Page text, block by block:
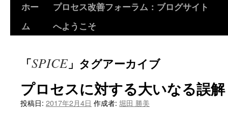
ツ
へ
ホー
ム
プロセス改善フォーラム：ブログサイト
へようこそ
「SPICE 」タグアーカイブ
プロセスに対する大いなる誤解
投稿日: 2017年2月4日 作成者: 堀田 勝美